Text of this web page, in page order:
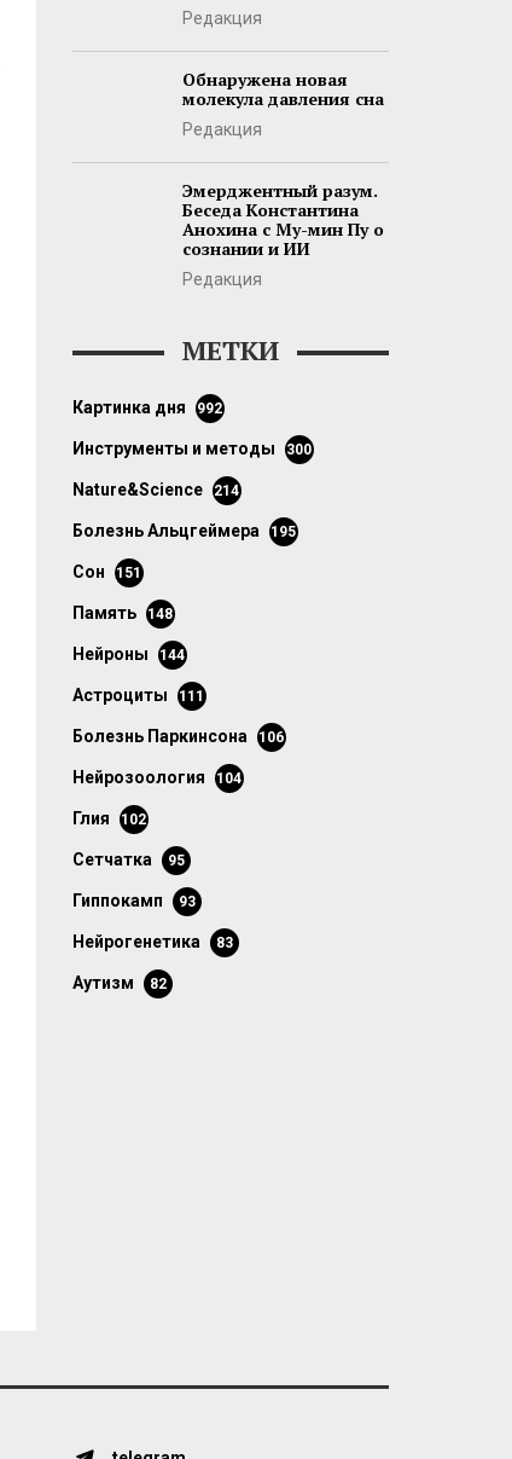
Редакция
Обнаружена новая
молекула давления сна
Редакция
Эмерджентный разум.
Беседа Константина
Анохина с Му-мин Пу о
сознании и ИИ
Редакция
МЕТКИ
картинка дня 992
инструменты и методы 300
Nature&Science 214
болезнь Альцгеймера 195
сон 151
память 148
нейроны 144
астроциты 111
болезнь Паркинсона 106
нейрозоология 104
глия 102
сетчатка 95
гиппокамп 93
нейрогенетика 83
аутизм 82